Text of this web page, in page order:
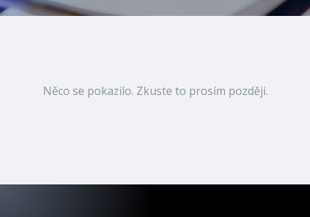
Něco se pokazilo. Zkuste to prosím později.